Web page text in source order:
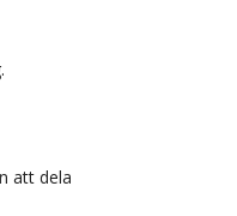
att dela